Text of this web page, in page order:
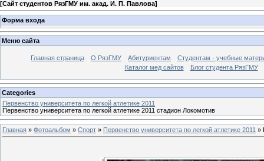
[Сайт студентов РязГМУ им. акад. И. П. Павлова]
Форма входа
Меню сайта
Главная страница О РязГМУ Абитуриентам
Студентам - учебные
Каталог мед сайтов
Блог студента РязГМУ
Categories
Первенство университета по легкой атлетике 2011
Первенство университета по легкой атлетике 2011 стадион Локомотив
Главная » Фотоальбом » Спорт » Первенство университета по легкой атлетике 2011 »